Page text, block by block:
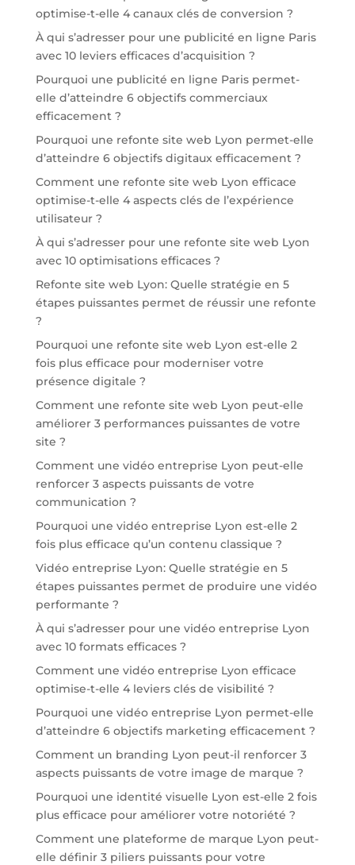
optimise-t-elle 4 canaux clés de conversion ?
À qui s’adresser pour une publicité en ligne Paris
avec 10 leviers efficaces d’acquisition ?
Pourquoi une publicité en ligne Paris permet-
elle d’atteindre 6 objectifs commerciaux
efficacement ?
Pourquoi une refonte site web Lyon permet-elle
d’atteindre 6 objectifs digitaux efficacement ?
Comment une refonte site web Lyon efficace
optimise-t-elle 4 aspects clés de l’expérience
utilisateur ?
À qui s’adresser pour une refonte site web Lyon
avec 10 optimisations efficaces ?
Refonte site web Lyon: Quelle stratégie en 5
étapes puissantes permet de réussir une refonte
?
Pourquoi une refonte site web Lyon est-elle 2
fois plus efficace pour moderniser votre
présence digitale ?
Comment une refonte site web Lyon peut-elle
améliorer 3 performances puissantes de votre
site ?
Comment une vidéo entreprise Lyon peut-elle
renforcer 3 aspects puissants de votre
communication ?
Pourquoi une vidéo entreprise Lyon est-elle 2
fois plus efficace qu’un contenu classique ?
Vidéo entreprise Lyon: Quelle stratégie en 5
étapes puissantes permet de produire une vidéo
performante ?
À qui s’adresser pour une vidéo entreprise Lyon
avec 10 formats efficaces ?
Comment une vidéo entreprise Lyon efficace
optimise-t-elle 4 leviers clés de visibilité ?
Pourquoi une vidéo entreprise Lyon permet-elle
d’atteindre 6 objectifs marketing efficacement ?
Comment un branding Lyon peut-il renforcer 3
aspects puissants de votre image de marque ?
Pourquoi une identité visuelle Lyon est-elle 2 fois
plus efficace pour améliorer votre notoriété ?
Comment une plateforme de marque Lyon peut-
elle définir 3 piliers puissants pour votre